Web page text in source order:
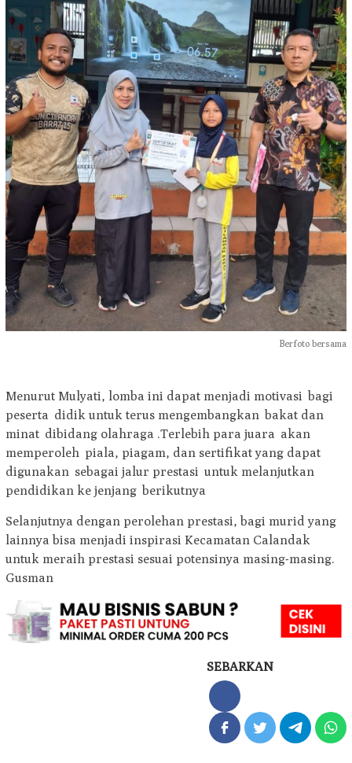
Berfoto bersama
Menurut Mulyati, lomba ini dapat menjadi motivasi bagi
peserta didik untuk terus mengembangkan bakat dan
minat dibidang olahraga .Terlebih para juara akan
memperoleh piala, piagam, dan sertifikat yang dapat
digunakan sebagai jalur prestasi untuk melanjutkan
pendidikan ke jenjang berikutnya
Selanjutnya dengan perolehan prestasi, bagi murid yang
lainnya bisa menjadi inspirasi Kecamatan Calandak
untuk meraih prestasi sesuai potensinya masing-masing.
Gusman
SEBARKAN